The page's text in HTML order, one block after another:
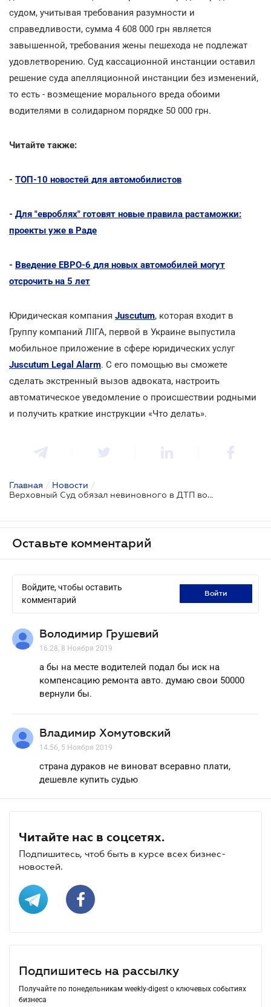
судом, учитывая требования разумности и
справедливости, сумма 4 608 000 грн является
завышенной, требования жены пешехода не подлежат
удовлетворению. Суд кассационной инстанции оставил
решение суда апелляционной инстанции без изменений,
то есть - возмещение морального вреда обоими
водителями в солидарном порядке 50 000 грн.
Читайте также:
- ТОП-10 новостей для автомобилистов
- Для "евроблях" готовят новые правила растаможки:
проекты уже в Раде
- Введение ЕВРО-6 для новых автомобилей могут
отсрочить на 5 лет
Юридическая компания Juscutum, которая входит в
Группу компаний ЛІГА, первой в Украине выпустила
мобильное приложение в сфере юридических услуг
Juscutum Legal Alarm. С его помощью вы сможете
сделать экстренный вызов адвоката, настроить
автоматическое уведомление о происшествии родными
и получить краткие инструкции «Что делать».
Главная / Новости /
Верховный Суд обязал невиновного в ДТП водителя возместить моральный вред
Оставьте комментарий
Войдите, чтобы оставить
комментарий
войти
Володимир Грушевий
16.28, 8 Ноября 2019
а бы на месте водителей подал бы иск на
компенсацию ремонта авто. думаю свои 50000
вернули бы.
Владимир Хомутовский
14.56, 5 Ноября 2019
страна дураков не виноват всеравно плати,
дешевле купить судью
Читайте нас в соцсетях.
Подпишитесь, чтоб быть в курсе всех бизнес-
новостей.
Подпишитесь на рассылку
Получайте по понедельникам weekly-digest о ключевых событиях
бизнеса